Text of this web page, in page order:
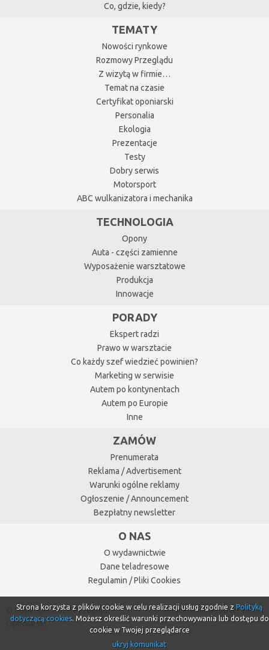
Co, gdzie, kiedy?
TEMATY
Nowości rynkowe
Rozmowy Przeglądu
Z wizytą w firmie…
Temat na czasie
Certyfikat oponiarski
Personalia
Ekologia
Prezentacje
Testy
Dobry serwis
Motorsport
ABC wulkanizatora i mechanika
TECHNOLOGIA
Opony
Auta - części zamienne
Wyposażenie warsztatowe
Produkcja
Innowacje
PORADY
Ekspert radzi
Prawo w warsztacie
Co każdy szef wiedzieć powinien?
Marketing w serwisie
Autem po kontynentach
Autem po Europie
Inne
ZAMÓW
Prenumerata
Reklama / Advertisement
Warunki ogólne reklamy
Ogłoszenie / Announcement
Bezpłatny newsletter
O NAS
O wydawnictwie
Dane teladresowe
Regulamin / Pliki Cookies
© Copyright 2026 Przegląd
Oponiarski
Projektowanie stron Toruń
Strona korzysta z plików cookie w celu realizacji usług zgodnie z Polityką
dotyczącą cookies. Możesz określić warunki przechowywania lub dostępu do
cookie w Twojej przeglądarce
ukryj komunikat